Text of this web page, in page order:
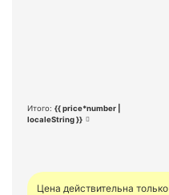
Итого: {{ price*number |
localeString }}
Цена действительна